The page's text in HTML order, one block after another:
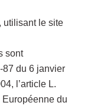
utilisant le site
sont
87 du 6 janvier
l’article L.
du